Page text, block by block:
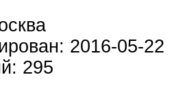
2016-05-22
295